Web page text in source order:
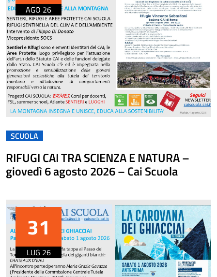
AGO 26
SCUOLA
RIFUGI CAI TRA SCIENZA E NATURA –
giovedì 6 agosto 2026 – Cai Scuola
31
LUG 26